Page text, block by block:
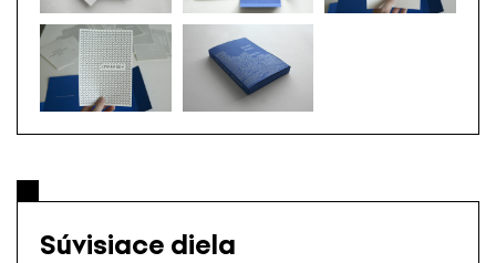
Súvisiace diela